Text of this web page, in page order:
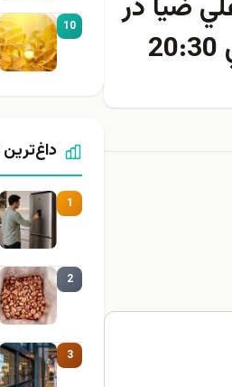
ضيا در
10
داغ‌ترین ۳ ماه اخیر
1
2
3